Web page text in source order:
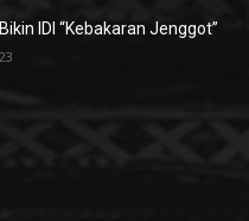
IDI “Kebakaran Jenggot”